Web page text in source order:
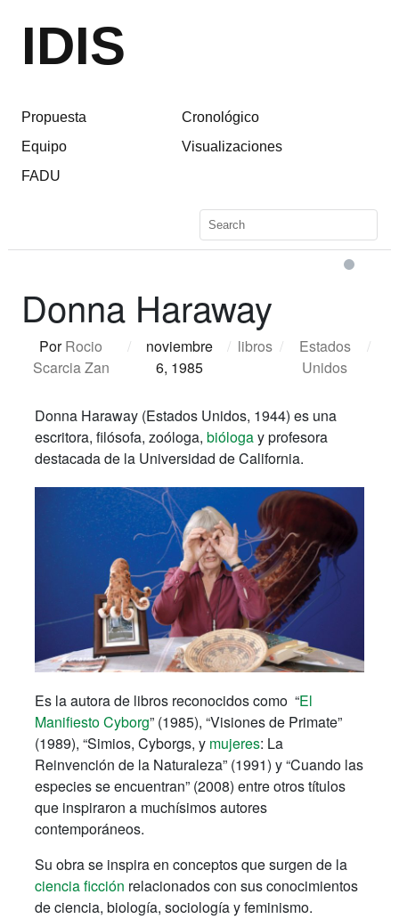
IDIS
Propuesta
Equipo
FADU
Cronológico
Visualizaciones
Donna Haraway
PorRocio
Scarcia Zan
/
noviembre
6, 1985
/ libros /
Estados
Unidos
/
Donna Haraway (Estados Unidos, 1944) es una
escritora, filósofa, zoóloga, biólogay profesora
destacada de la Universidad de California.
Es la autora de libros reconocidos como “El
Manifiesto Cyborg” (1985), “Visiones de Primate”
(1989), “Simios, Cyborgs, y mujeres: La
Reinvención de la Naturaleza” (1991) y “Cuando las
especies se encuentran” (2008) entre otros títulos
que inspiraron a muchísimos autores
contemporáneos.
Su obra se inspira en conceptos que surgen de la
ciencia ficción relacionados con sus conocimientos
de ciencia, biología, sociología y feminismo.